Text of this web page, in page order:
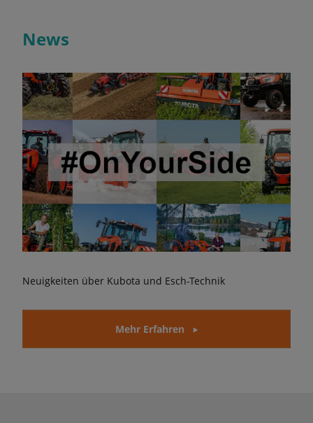
News
Neuigkeiten über Kubota und Esch-Technik
Mehr Erfahren